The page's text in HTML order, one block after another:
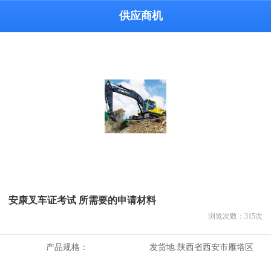
供应商机
安康叉车证考试 所需要的申请材料
浏览次数： 315次
产品规格： 发货地:陕西省西安市雁塔区